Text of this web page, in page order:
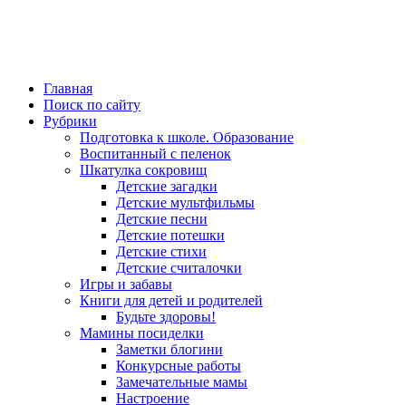
Главная
Поиск по сайту
Рубрики
Подготовка к школе. Образование
Воспитанный с пеленок
Шкатулка сокровищ
Детские загадки
Детские мультфильмы
Детские песни
Детские потешки
Детские стихи
Детские считалочки
Игры и забавы
Книги для детей и родителей
Будьте здоровы!
Мамины посиделки
Заметки блогини
Конкурсные работы
Замечательные мамы
Настроение